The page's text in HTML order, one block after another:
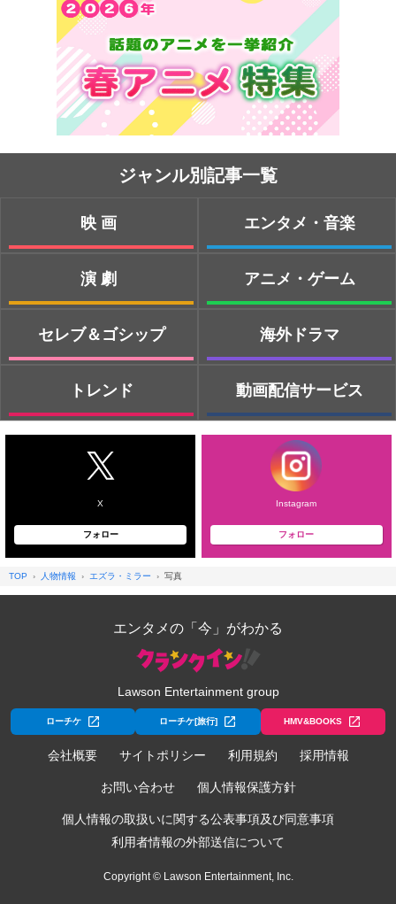
ジャンル別記事一覧
映画
演劇
セレブ＆ゴシップ
トレンド
エンタメ・音楽
アニメ・ゲーム
海外ドラマ
動画配信サービス
X
フォロー
Instagram
フォロー
TOP 人物情報 エズラ・ミラー 写真
エンタメの「今」がわかる
Lawson Entertainment group
ローチケ ローチケ[旅行] HMV&BOOKS
会社概要 サイトポリシー 利用規約 採用情報
お問い合わせ 個人情報保護方針
個人情報の取扱いに関する公表事項及び同意事項
利用者情報の外部送信について
Copyright © Lawson Entertainment, Inc.